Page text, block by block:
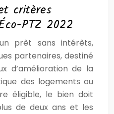
critères
PTZ 2022
prêt sans intérêts,
partenaires, destiné
d’amélioration de la
des logements ou
éligible, le bien doit
de deux ans et les